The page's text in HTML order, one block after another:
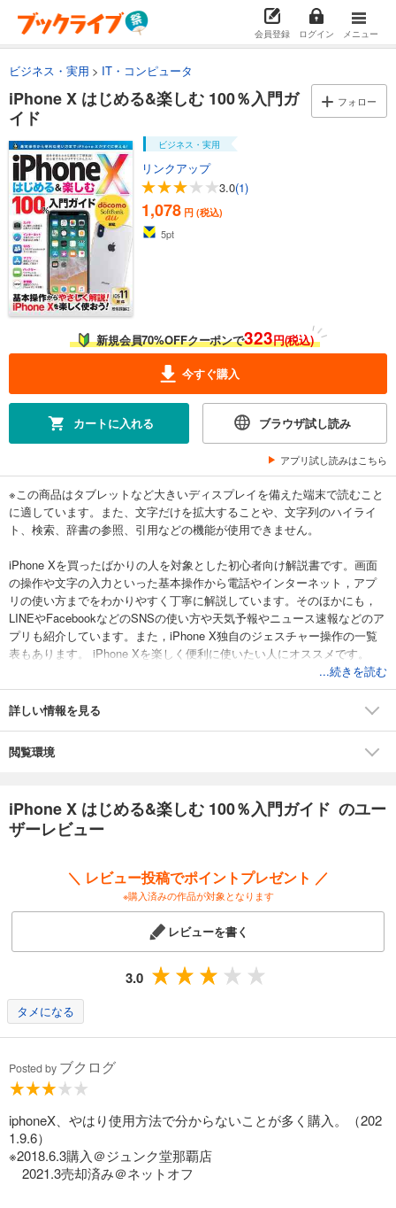
会員登録 ログイン メニュー
ビジネス・実用 IT・コンピュータ
iPhone X はじめる&楽しむ 100％入門ガ
イド
フォロー
ビジネス・実用
リンクアップ
3.0(1)
1,078 円 (税込)
5pt
新規会員70%OFFクーポンで323円(税込)
今すぐ購入
カートに入れる ブラウザ試し読み
アプリ試し読みはこちら
※この商品はタブレットなど大きいディスプレイを備えた端末で読むこと
に適しています。また、文字だけを拡大することや、文字列のハイライ
ト、検索、辞書の参照、引用などの機能が使用できません。
iPhone Xを買ったばかりの人を対象とした初心者向け解説書です。画面
の操作や文字の入力といった基本操作から電話やインターネット，アプ
リの使い方までをわかりやすく丁寧に解説しています。そのほかにも，
LINEやFacebookなどのSNSの使い方や天気予報やニュース速報などのア
プリも紹介しています。また，iPhone X独自のジェスチャー操作の一覧
表もあります。 iPhone Xを楽しく便利に使いたい人にオススメです。
...続きを読む
詳しい情報を見る
閲覧環境
iPhone X はじめる&楽しむ 100％入門ガイド のユー
ザーレビュー
＼ レビュー投稿でポイントプレゼント ／
※購入済みの作品が対象となります
レビューを書く
3.0
タメになる
Posted by ブクログ
iphoneX、やはり使用方法で分からないことが多く購入。（202
1.9.6）
※2018.6.3購入＠ジュンク堂那覇店
2021.3売却済み＠ネットオフ